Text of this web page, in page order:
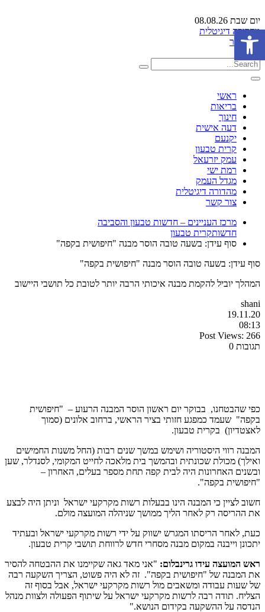
יום שבת 08.08.26
מהדורה דיגיטלית
צור קשר
ראשי
בריאות
חינוך
דעה אישית
יקנעם
קרית טבעון
עמק יזרעאל
רמת ישי
מגדל העמק
מהדורה דיגיטלית
צור קשר
מרכז העניינים – חדשות טבעון והסביבה
חדשותקרית טבעון
סוף עידן: בשעה טובה הוסר מבנה "חיפושית בקפה"
סוף עידן: בשעה טובה הוסר מבנה "חיפושית בקפה"
המהלך יוביל להקמת מבנה איכותי הרבה יותר לטובת כל תושבי היישוב
shani
19.11.20
08:13
Post Views: 266
תגובות 0
כפי שהבטחנו, בבוקר יום ראשון הוסר המבנה הרעוע – "חיפושית
בקפה" שעמד כמפגע חזותי בציר הראשי, ברחוב אלונים (סמוך
לאצטדיון) בקרית טבעון.
המבנה רווי היסטוריה ושימש במשך שנים רבות (החל משנות החמישים
ואילך) מכולת שכונתית ובהמשך בית מלאכה לחייט המקומי, לסנדלר, שען
ובשנים האחרונות היה לבית קפה תחת מספר בעלים, האחרון –
"חיפושית בקפה".
חשוב לציין כי המבנה הינו בבעלות רשות מקרקעי ישראל וניתן היה לבצע
את ההריסה רק לאחר הליך ממושך שניהלה המועצה מולם.
כעת, לאחר הריסתו המגרש ישווק על ידי רשות מקרקעי ישראל ובעתיד
יתכונן וייבנה במקום מבנה מסחרי חדש לרווחת תושבי קרית טבעון.
ראש המועצה עידו גרינבלום: "אני מאד גאה שקיימנו את ההבטחה להסיר
את המבנה של "חיפושית בקפה". זה לא היה פשוט, הצריך השקעה רבה
של שעות עבודה ומשאבים מול רשות מקרקעי ישראל, אבל בסוף זה
הצליח. תודה רבה לרשות מקרקעי ישראל על שיתוף הפעולה ולצוות מנהל
הנדסה על ההשקעה בקידום הנושא."
פתח סרגל נגישות